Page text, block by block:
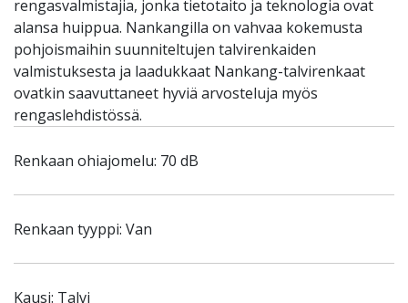
rengasvalmistajia, jonka tietotaito ja teknologia ovat
alansa huippua. Nankangilla on vahvaa kokemusta
pohjoismaihin suunniteltujen talvirenkaiden
valmistuksesta ja laadukkaat Nankang-talvirenkaat
ovatkin saavuttaneet hyviä arvosteluja myös
rengaslehdistössä.
Renkaan ohiajomelu: 70 dB
Renkaan tyyppi: Van
Kausi: Talvi